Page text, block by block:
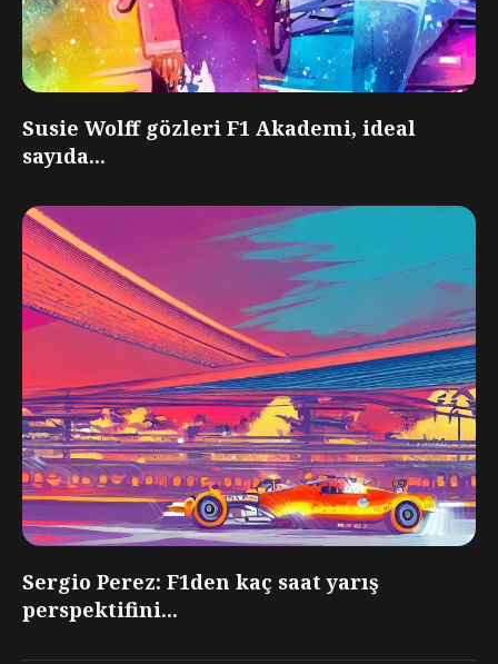
Susie Wolff gözleri F1 Akademi, ideal
sayıda...
Sergio Perez: F1den kaç saat yarış
perspektifini...